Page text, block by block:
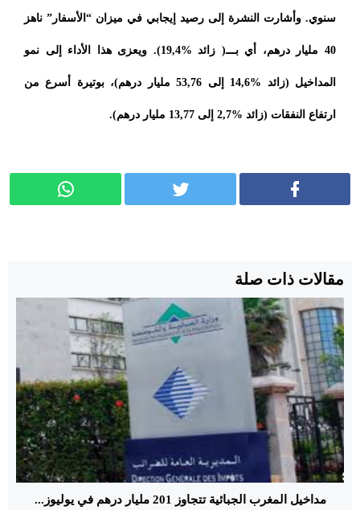
سنوي. وأشارت النشرة إلى رصيد إيجابي في ميزان “الأسفار” ناهز
40 مليار درهم، أي بـــ( زائد %19,4). ويعزى هذا الأداء إلى نمو
المداخيل (زائد %14,6 إلى 53,76 مليار درهم)، بوتيرة أسرع من
ارتفاع النفقات (زائد %2,7 إلى 13,77 مليار درهم).
مقالات ذات صلة
مداخيل المغرب الجبائية تتجاوز 201 مليار درهم في يوليوز...